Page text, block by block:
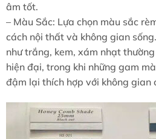
âm tốt.
– Màu Sắc: Lựa chọn màu sắc
cách nội thất và không gian
như trắng, kem, xám nhạt
hiện đại, trong khi những gam
đậm lại thích hợp với không gian